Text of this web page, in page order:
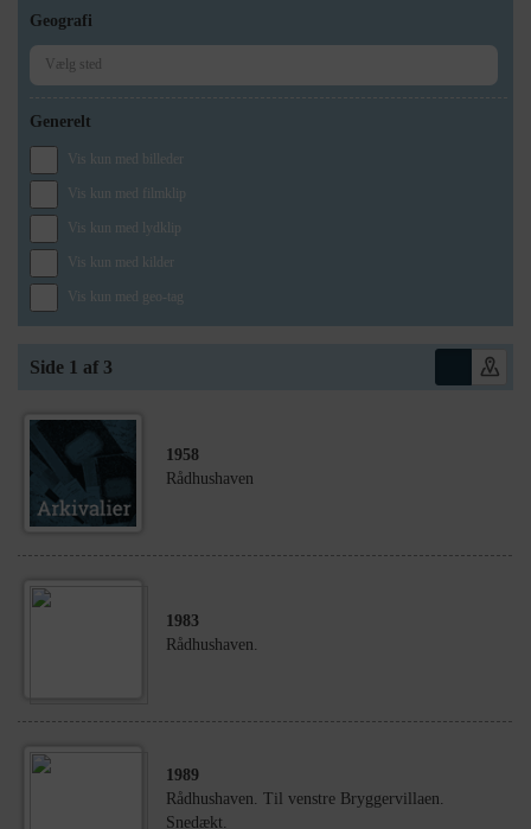
Geografi
Generelt
Vis kun med billeder
Vis kun med filmklip
Vis kun med lydklip
Vis kun med kilder
Vis kun med geo-tag
Side 1 af 3
1958
Rådhushaven
1983
Rådhushaven.
1989
Rådhushaven. Til venstre Bryggervillaen.
Snedækt.